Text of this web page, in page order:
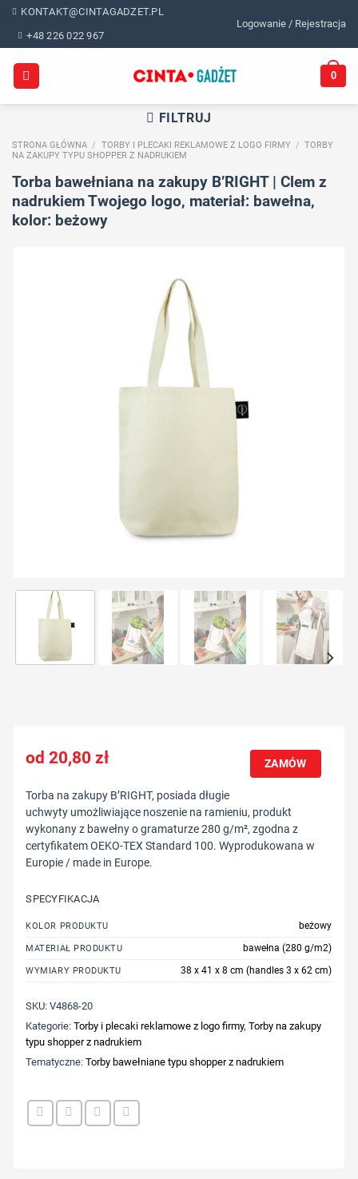
Skip
content
KONTAKT@CINTAGADZET.PL
+48 226 022 967
Logowanie / Rejestracja
0
FILTRUJ
STRONA GŁÓWNA / TORBY I PLECAKI REKLAMOWE Z LOGO FIRMY / TORBY
NA ZAKUPY TYPU SHOPPER Z NADRUKIEM
Torba bawełniana na zakupy B’RIGHT | Clem z
nadrukiem Twojego logo, materiał: bawełna,
kolor: beżowy
20,80zł ZAMÓW
Torba na zakupy B’RIGHT, posiada długie
uchwyty umożliwiające noszenie na ramieniu, produkt
wykonany z bawełny o gramaturze 280 g/m², zgodna z
certyfikatem OEKO-TEX Standard 100. Wyprodukowana w
Europie / made in Europe.
SPECYFIKACJA
KOLOR PRODUKTU beżowy
MATERIAŁ PRODUKTU bawełna (280 g/m2)
WYMIARY PRODUKTU 38 x 41 x 8 cm (handles 3 x 62 cm)
SKU:V4868-20
Kategorie:Torby i plecaki reklamowe z logo firmy,Torby na zakupy
typu shopper z nadrukiem
Tematyczne:Torby bawełniane typu shopper z nadrukiem